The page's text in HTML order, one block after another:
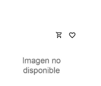
shopping_cart favorite_border